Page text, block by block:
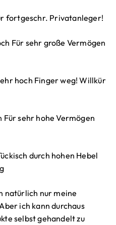
fortgeschr. Privatanleger!
Für sehr große Vermögen
hoch Finger weg! Willkür
Für sehr hohe Vermögen
durch hohen Hebel
natürlich nur meine
ich kann durchaus
selbst gehandelt zu